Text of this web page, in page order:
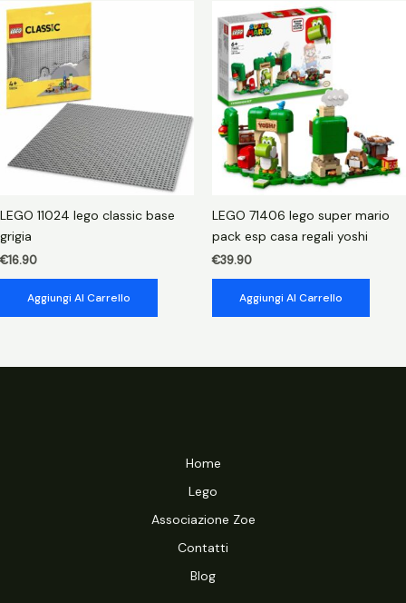
LEGO 11024 lego classic base
grigia
€16.90
Aggiungi Al Carrello
LEGO 71406 lego super mario
pack esp casa regali yoshi
€39.90
Aggiungi Al Carrello
Home
Lego
Associazione Zoe
Contatti
Blog